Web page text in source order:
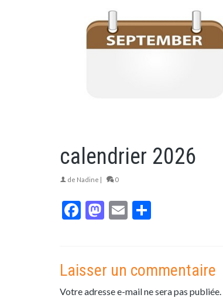
calendrier 2026
de Nadine 0
Facebook
Mastodon
Email
Laisser un commentaire
Votre adresse e-mail ne sera pas publiée.